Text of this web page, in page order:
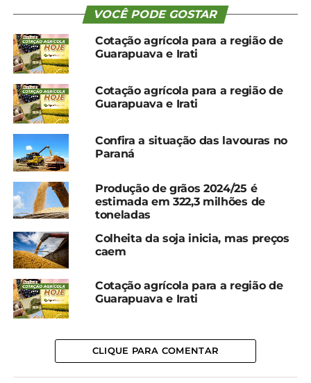
baixa pluviometria, só devendo ser apuradas na
sequer serão colhidas no Sudoeste, Oeste e Sul”,
informe o boletim.
OUTRAS CULTURAS
SAFRA 23/24
Batata (2ª safra) – 94% de colheita
Café – 98% de colheita
Cevada – 5% de colheita
SAFRA 24/25
Batata(1ª safra) – 45% de plantio
Feijão (1ª safra) – 6% de plantio
Milho (1ª safra) – 29% de plantio
VOCÊ PODE GOSTAR
Cotação agrícola para a região de
Guarapuava e Irati
Cotação agrícola para a região de
Guarapuava e Irati
Confira a situação das lavouras no
Paraná
Produção de grãos 2024/25 é
estimada em 322,3 milhões de
toneladas
Colheita da soja inicia, mas preços
caem
Cotação agrícola para a região de
Guarapuava e Irati
CLIQUE PARA COMENTAR